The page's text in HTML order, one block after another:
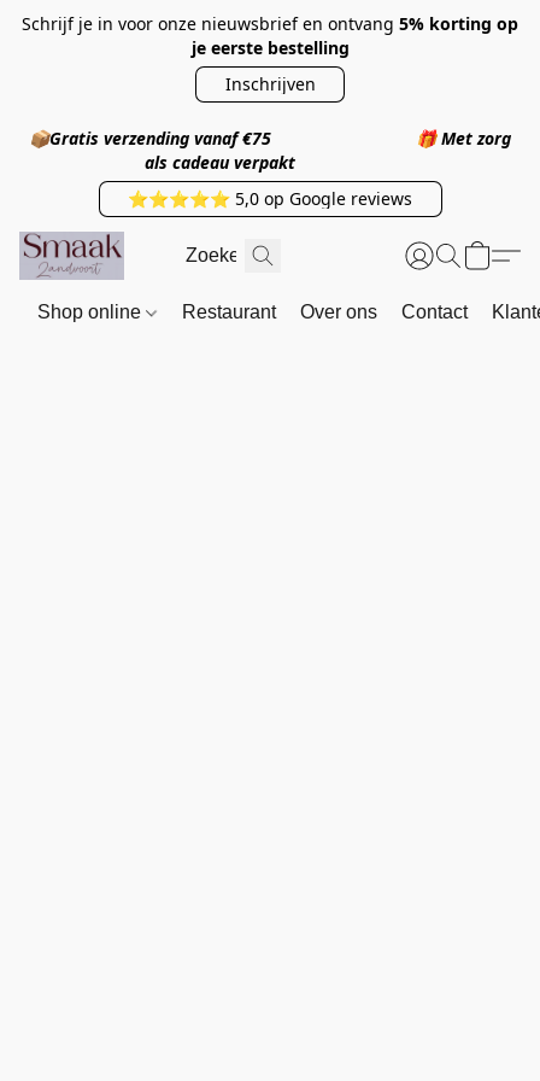
Schrijf je in voor onze nieuwsbrief en ontvang 5% korting op
je eerste bestelling
Inschrijven
📦Gratis verzending vanaf €75 🎁Met zorg
als cadeau verpakt
⭐⭐⭐⭐⭐ 5,0 op Google reviews
Shop online Restaurant Over ons Contact